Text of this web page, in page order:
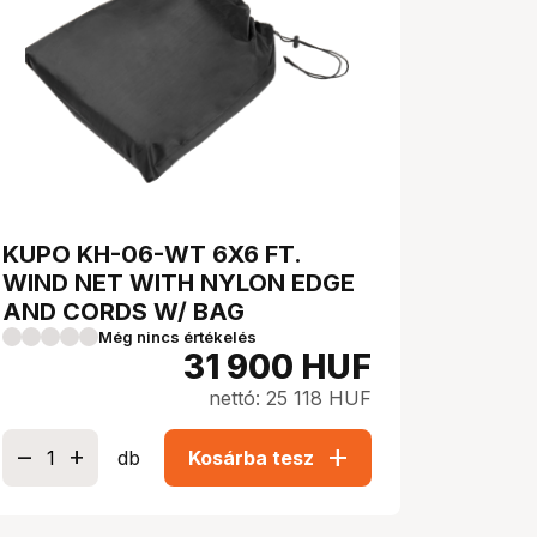
KUPO KH-06-WT 6X6 FT.
WIND NET WITH NYLON EDGE
AND CORDS W/ BAG
Még nincs értékelés
31 900 HUF
nettó: 25 118 HUF
db Kosárba tesz add